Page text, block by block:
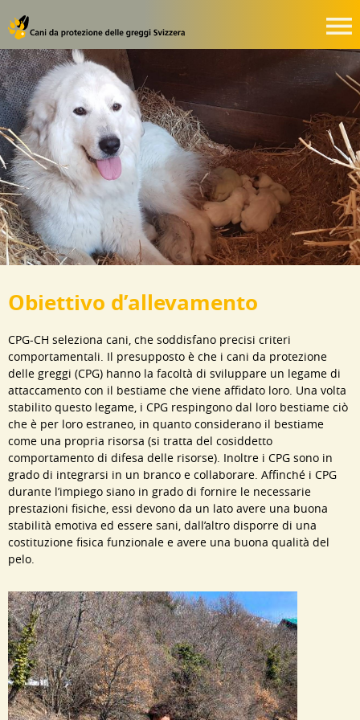
Obiettivo d’allevamento
CPG-CH seleziona cani, che soddisfano precisi criteri
comportamentali. Il presupposto è che i cani da protezione
delle greggi (CPG) hanno la facoltà di sviluppare un legame di
attaccamento con il bestiame che viene affidato loro. Una volta
stabilito questo legame, i CPG respingono dal loro bestiame ciò
che è per loro estraneo, in quanto considerano il bestiame
come una propria risorsa (si tratta del cosiddetto
comportamento di difesa delle risorse). Inoltre i CPG sono in
grado di integrarsi in un branco e collaborare. Affinché i CPG
durante l’impiego siano in grado di fornire le necessarie
prestazioni fisiche, essi devono da un lato avere una buona
stabilità emotiva ed essere sani, dall’altro disporre di una
costituzione fisica funzionale e avere una buona qualità del
pelo.